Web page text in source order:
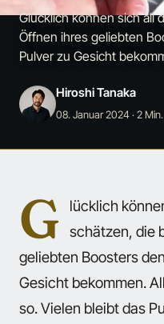
Glücklich können sich all
Öffnen ihres geliebten
Pulver zu Gesicht
Hiroshi Tanaka
08. Januar 2024· 2
G
lücklich
schätzen, die
geliebten Boosters
Gesicht bekommen.
so. Vielen bleibt das